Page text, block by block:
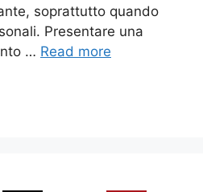
soprattutto quando
Presentare una
… Read more